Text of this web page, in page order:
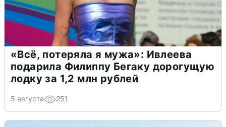
«Всё, потеряла я мужа»: Ивлеева
подарила Филиппу Бегаку дорогущую
лодку за 1,2 млн рублей
5 августа 251